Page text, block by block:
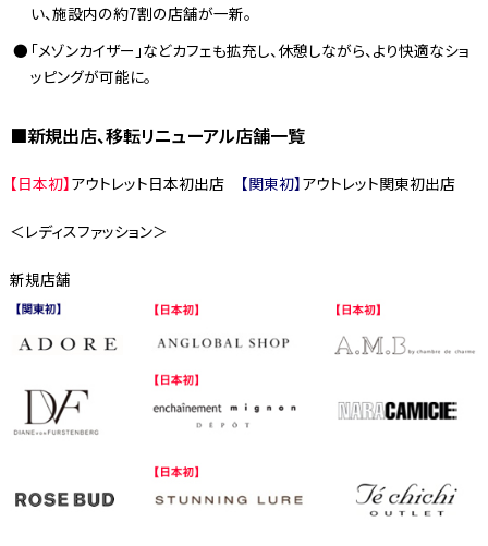
い、施設内の約7割の店舗が一新。
「メゾンカイザー」などカフェも拡充し、休憩しながら、より快適なショ
ッピングが可能に。
■新規出店、移転リニューアル店舗一覧
【日本初】アウトレット日本初出店 【関東初】アウトレット関東初出店
＜レディスファッション＞
新規店舗